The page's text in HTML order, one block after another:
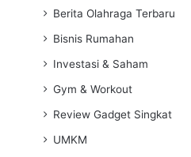
Berita Olahraga Terbaru
Bisnis Rumahan
Investasi & Saham
Gym & Workout
Review Gadget Singkat
UMKM